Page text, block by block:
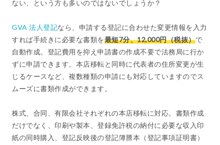
ない、という方も多いのではないでしょうか？
GVA 法人登記なら、申請する登記に合わせた変更情報を入力
すれば手続きに必要な書類を最短7分、12,000円（税抜）で
自動作成。登記費用を抑え申請書の作成不要で法務局に行か
ずに申請できます。本店移転と同時に代表者の住所変更が生
じるケースなど、複数種類の申請にも対応していますのでス
ムーズに書類作成ができます。
株式、合同、有限会社それぞれの本店移転に対応。書類作成
だけでなく、印刷や製本、登録免許税の納付に必要な収入印
紙の同時購入、登記反映後の登記簿謄本（登記事項証明書）